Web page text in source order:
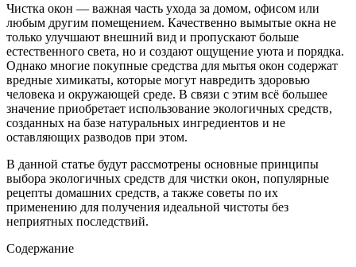
Чистка окон — важная часть ухода за домом, офисом или
любым другим помещением. Качественно вымытые окна не
только улучшают внешний вид и пропускают больше
естественного света, но и создают ощущение уюта и порядка.
Однако многие покупные средства для мытья окон содержат
вредные химикаты, которые могут навредить здоровью
человека и окружающей среде. В связи с этим всё большее
значение приобретает использование экологичных средств,
созданных на базе натуральных ингредиентов и не
оставляющих разводов при этом.
В данной статье будут рассмотрены основные принципы
выбора экологичных средств для чистки окон, популярные
рецепты домашних средств, а также советы по их
применению для получения идеальной чистоты без
неприятных последствий.
Содержание